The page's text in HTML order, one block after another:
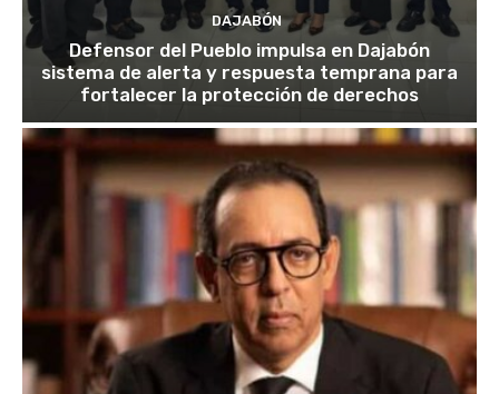
DAJABÓN
Defensor del Pueblo impulsa en Dajabón
sistema de alerta y respuesta temprana para
fortalecer la protección de derechos